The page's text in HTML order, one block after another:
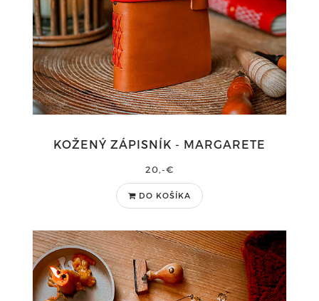
KOŽENÝ ZÁPISNÍK - MARGARETE
20,-€
DO KOŠÍKA